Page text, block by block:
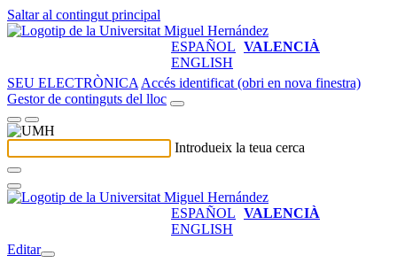
Saltar al contingut principal
ESPAÑOL VALENCIÀ
ENGLISH
SEU ELECTRÒNICA Accés identificat (obri en nova finestra)
Gestor de continguts del lloc
Introdueix la teua cerca
ESPAÑOL VALENCIÀ
ENGLISH
Editar